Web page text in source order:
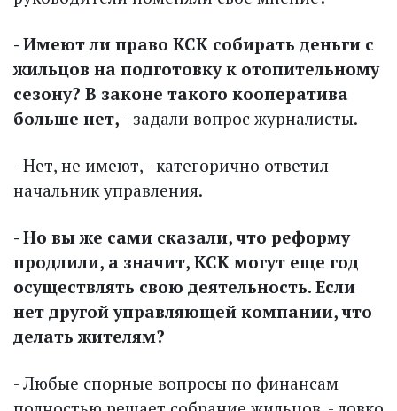
- Имеют ли право КСК собирать деньги с
жильцов на подготовку к отопительному
сезону? В законе такого кооператива
больше нет, - задали вопрос журналисты.
- Нет, не имеют, - категорично ответил
начальник управления.
- Но вы же сами сказали, что реформу
продлили, а значит, КСК могут еще год
осуществлять свою деятельность. Если
нет другой управляющей компании, что
делать жителям?
- Любые спорные вопросы по финансам